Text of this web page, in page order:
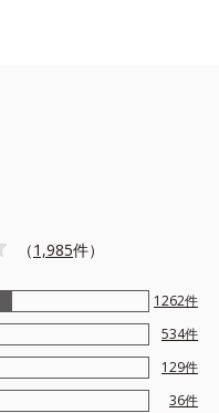
（1,985件）
1262件
534件
129件
36件